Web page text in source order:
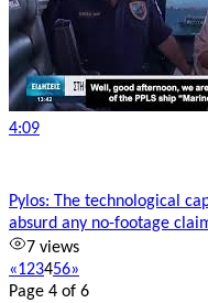
4:09
Pylos: The technological
absurd any no-footage
7 views
«123456»
Page 4 of 6